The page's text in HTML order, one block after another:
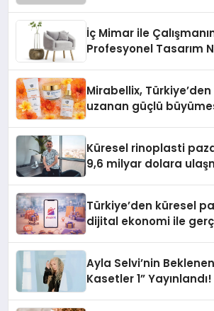
İç Mimar ile
Profesyonel Tasarım
Mirabellix,
uzanan güçlü
Küresel rinoplasti
9,6 milyar dolara
Türkiye’den küresel
dijital ekonomi ile
Ayla Selvi’nin
Kasetler 1” Yayınlandı!